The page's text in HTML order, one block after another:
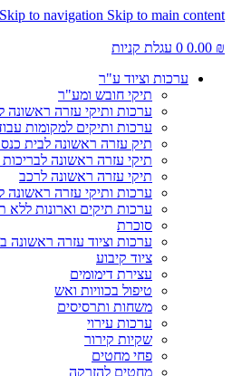
Skip to navigation Skip to main content
0.00 ₪
0 עגלת קניות
ערכות וציוד ע"ר
תיקי חובש ומע"ר
ערכות ותיקי עזרה ראשונה
ערכות ותיקים למקומות
תיק עזרה ראשונה לבית
תיקי עזרה ראשונה
תיקי עזרה ראשונה לרכב
ערכות ותיקי עזרה ראשונה
ערכות תיקים וארונות ללא
סוכרת
ערכות וציוד עזרה ראשונה
ציוד קיבוע
עצירת דימומים
טיפול בכוויות ואש
משחות ותרסיסים
ערכות עירוי
שקיות קירור
פחי מחטים
מחטים להזרקה